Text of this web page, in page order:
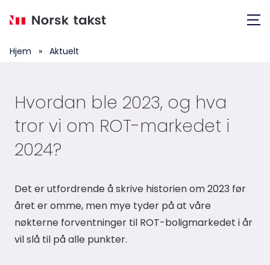
Hjem » Aktuelt
Hvordan ble 2023, og hva
tror vi om ROT-markedet i
2024?
Det er utfordrende å skrive historien om 2023 før
året er omme, men mye tyder på at våre
nøkterne forventninger til ROT-boligmarkedet i år
vil slå til på alle punkter.